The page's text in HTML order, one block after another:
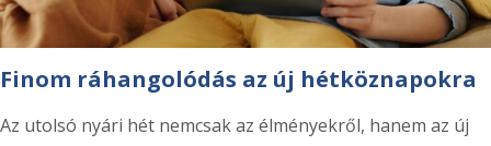
Finom ráhangolódás az új hétköznapokra
Az utolsó nyári hét nemcsak az élményekről, hanem az új